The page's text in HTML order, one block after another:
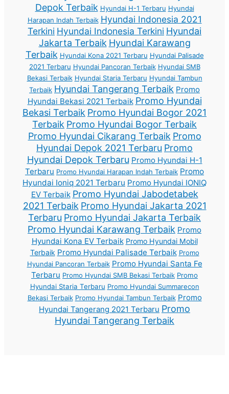
Depok Terbaik Hyundai H-1 Terbaru Hyundai
Harapan Indah Terbaik Hyundai Indonesia 2021
Terkini Hyundai Indonesia Terkini Hyundai
Jakarta Terbaik Hyundai Karawang
Terbaik Hyundai Kona 2021 Terbaru Hyundai Palisade
2021 Terbaru Hyundai Pancoran Terbaik Hyundai SMB
Bekasi Terbaik Hyundai Staria Terbaru Hyundai Tambun
Terbaik Hyundai Tangerang Terbaik Promo
Hyundai Bekasi 2021 Terbaik Promo Hyundai
Bekasi Terbaik Promo Hyundai Bogor 2021
Terbaik Promo Hyundai Bogor Terbaik
Promo Hyundai Cikarang Terbaik Promo
Hyundai Depok 2021 Terbaru Promo
Hyundai Depok Terbaru Promo Hyundai H-1
Terbaru Promo Hyundai Harapan Indah Terbaik Promo
Hyundai Ioniq 2021 Terbaru Promo Hyundai IONIQ
EV Terbaik Promo Hyundai Jabodetabek
2021 Terbaik Promo Hyundai Jakarta 2021
Terbaru Promo Hyundai Jakarta Terbaik
Promo Hyundai Karawang Terbaik Promo
Hyundai Kona EV Terbaik Promo Hyundai Mobil
Terbaik Promo Hyundai Palisade Terbaik Promo
Hyundai Pancoran Terbaik Promo Hyundai Santa Fe
Terbaru Promo Hyundai SMB Bekasi Terbaik Promo
Hyundai Staria Terbaru Promo Hyundai Summarecon
Bekasi Terbaik Promo Hyundai Tambun Terbaik Promo
Hyundai Tangerang 2021 Terbaru Promo
Hyundai Tangerang Terbaik